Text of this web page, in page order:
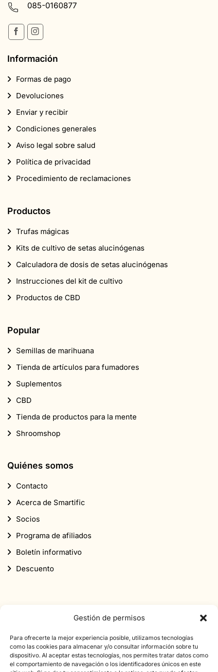
Gestión de permisos
Para ofrecerte la mejor experiencia posible, utilizamos tecnologías
como las cookies para almacenar y/o consultar información sobre tu
dispositivo. Al aceptar estas tecnologías, nos permites tratar datos como
el comportamiento de navegación o los identificadores únicos en este
085-0160877
Información
Formas de pago
Devoluciones
Enviar y recibir
Condiciones generales
Aviso legal sobre salud
Política de privacidad
Procedimiento de reclamaciones
Productos
Trufas mágicas
Kits de cultivo de setas alucinógenas
Calculadora de dosis de setas alucinógenas
Instrucciones del kit de cultivo
Productos de CBD
Popular
Semillas de marihuana
Tienda de artículos para fumadores
Suplementos
CBD
Tienda de productos para la mente
Shroomshop
Quiénes somos
Contacto
Acerca de Smartific
Socios
Programa de afiliados
Boletín informativo
Descuento
Suscríbete a nuestro boletín informativo
Suscríbete a nuestro boletín de noticias y obtén un
descuento de 10% en tu primer pedido.